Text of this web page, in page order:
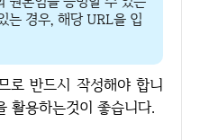
는 경우, 해당 URL을 입
활용하는것이 좋습니다.